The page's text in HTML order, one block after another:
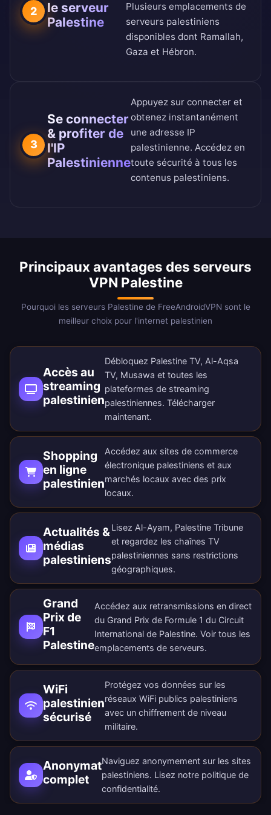
2
le serveur
Palestine
Plusieurs emplacements de
serveurs palestiniens
disponibles dont Ramallah,
Gaza et Hébron.
3
Se connecter
& profiter de
l'IP
Palestinienne
Appuyez sur connecter et
obtenez instantanément
une adresse IP
palestinienne. Accédez en
toute sécurité à tous les
contenus palestiniens.
Principaux avantages des serveurs
VPN Palestine
Pourquoi les serveurs Palestine de FreeAndroidVPN sont le
meilleur choix pour l'internet palestinien
Accès au
streaming
palestinien
Débloquez Palestine TV, Al-Aqsa
TV, Musawa et toutes les
plateformes de streaming
palestiniennes. Télécharger
maintenant.
Shopping
en ligne
palestinien
Accédez aux sites de commerce
électronique palestiniens et aux
marchés locaux avec des prix
locaux.
Actualités &
médias
palestiniens
Lisez Al-Ayam, Palestine Tribune
et regardez les chaînes TV
palestiniennes sans restrictions
géographiques.
Grand
Prix de
F1
Palestine
Accédez aux retransmissions en direct
du Grand Prix de Formule 1 du Circuit
International de Palestine. Voir tous les
emplacements de serveurs.
WiFi
palestinien
sécurisé
Protégez vos données sur les
réseaux WiFi publics palestiniens
avec un chiffrement de niveau
militaire.
Anonymat
complet
Naviguez anonymement sur les sites
palestiniens. Lisez notre politique de
confidentialité.